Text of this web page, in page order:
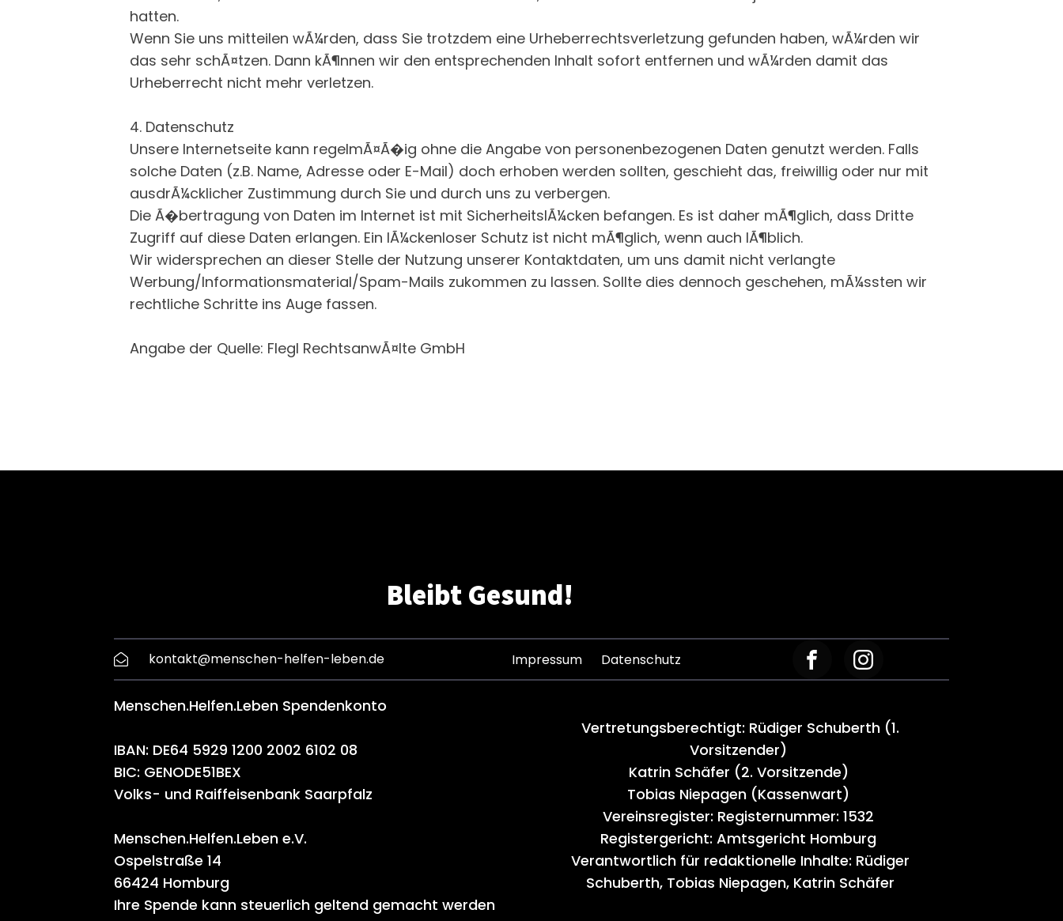
hatten.
Wenn Sie uns mitteilen wÃ¼rden, dass Sie trotzdem eine Urheberrechtsverletzung gefunden haben, wÃ¼rden wir
das sehr schÃ¤tzen. Dann kÃ¶nnen wir den entsprechenden Inhalt sofort entfernen und wÃ¼rden damit das
Urheberrecht nicht mehr verletzen.
4. Datenschutz
Unsere Internetseite kann regelmÃ¤Ã�ig ohne die Angabe von personenbezogenen Daten genutzt werden. Falls
solche Daten (z.B. Name, Adresse oder E-Mail) doch erhoben werden sollten, geschieht das, freiwillig oder nur mit
ausdrÃ¼cklicher Zustimmung durch Sie und durch uns zu verbergen.
Die Ã�bertragung von Daten im Internet ist mit SicherheitslÃ¼cken befangen. Es ist daher mÃ¶glich, dass Dritte
Zugriff auf diese Daten erlangen. Ein lÃ¼ckenloser Schutz ist nicht mÃ¶glich, wenn auch lÃ¶blich.
Wir widersprechen an dieser Stelle der Nutzung unserer Kontaktdaten, um uns damit nicht verlangte
Werbung/Informationsmaterial/Spam-Mails zukommen zu lassen. Sollte dies dennoch geschehen, mÃ¼ssten wir
rechtliche Schritte ins Auge fassen.
Angabe der Quelle: Flegl RechtsanwÃ¤lte GmbH
Bleibt Gesund!
kontakt@menschen-helfen-leben.de Impressum Datenschutz
Menschen.Helfen.Leben Spendenkonto
IBAN: DE64 5929 1200 2002 6102 08
BIC: GENODE51BEX
Volks- und Raiffeisenbank Saarpfalz
Menschen.Helfen.Leben e.V.
Ospelstraße 14
66424 Homburg
Ihre Spende kann steuerlich geltend gemacht werden
Vertretungsberechtigt: Rüdiger Schuberth (1.
Vorsitzender)
Katrin Schäfer (2. Vorsitzende)
Tobias Niepagen (Kassenwart)
Vereinsregister: Registernummer: 1532
Registergericht: Amtsgericht Homburg
Verantwortlich für redaktionelle Inhalte: Rüdiger
Schuberth, Tobias Niepagen, Katrin Schäfer